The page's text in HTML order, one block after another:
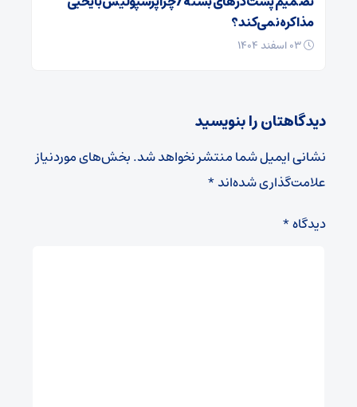
مذاکره نمی‌کند؟
دیدگاهتان را بنویسید
نشانی ایمیل شما منتشر نخواهد شد.بخش‌های موردنیاز
علامت‌گذاری شده‌اند*
دیدگاه*